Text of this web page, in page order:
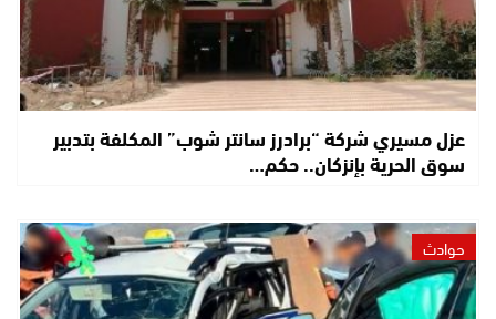
عزل مسيري شركة “برادرز سانتر شوب” المكلفة بتدبير
سوق الحرية بإنزكان.. حكم…
حوادث